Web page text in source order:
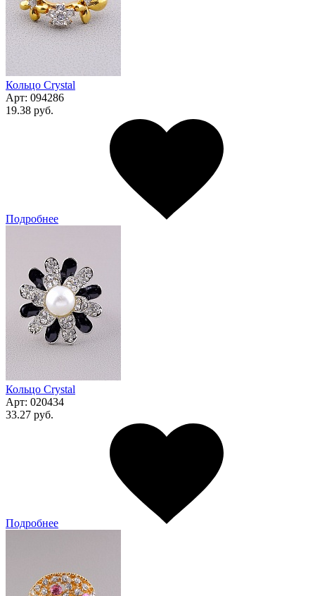
Кольцо Сrystal
Арт: 094286
19.38 руб.
Подробнее
Кольцо Сrystal
Арт: 020434
33.27 руб.
Подробнее